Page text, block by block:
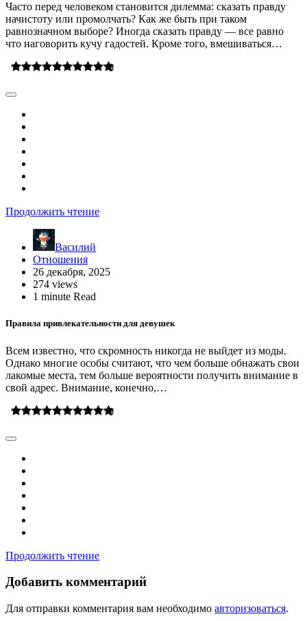
Часто перед человеком становится дилемма: сказать правду
начистоту или промолчать? Как же быть при таком
равнозначном выборе? Иногда сказать правду — все равно
что наговорить кучу гадостей. Кроме того, вмешиваться…
0
Продолжить чтение
Василий
Отношения
26 декабря, 2025
274 views
1 minute Read
Правила привлекательности для девушек
Всем известно, что скромность никогда не выйдет из моды.
Однако многие особы считают, что чем больше обнажать свои
лакомые места, тем больше вероятности получить внимание в
свой адрес. Внимание, конечно,…
0
Продолжить чтение
Добавить комментарий
Для отправки комментария вам необходимо авторизоваться.